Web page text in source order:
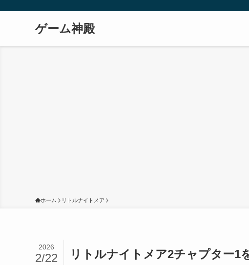
ゲーム神殿
ホーム リトルナイトメア
リトルナイトメア2チャプター1
2026
2/22